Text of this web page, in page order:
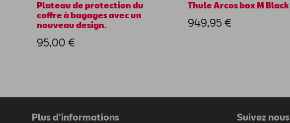
Plateau de protection du
coffre à bagages avec un
nouveau design.
95,00 €
Thule Arcos box M Black
949,95 €
Plus d'informations Suivez nous